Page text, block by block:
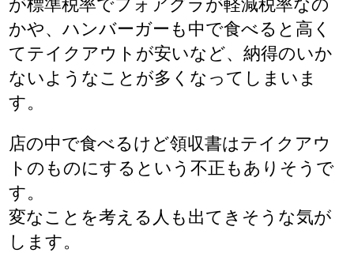
が標準税率でフォアグラが軽減税率なの
かや、ハンバーガーも中で食べると高く
てテイクアウトが安いなど、納得のいか
ないようなことが多くなってしまいま
す。
店の中で食べるけど領収書はテイクアウ
トのものにするという不正もありそうで
す。
変なことを考える人も出てきそうな気が
します。